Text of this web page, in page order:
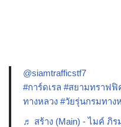
@siamtrafficstf7
#การ์ดเรล #สยามทราฟฟิ
ทางหลวง #วัยรุ่นกรมทาง
♬ สร้าง (Main) - ไมค์ ภิร